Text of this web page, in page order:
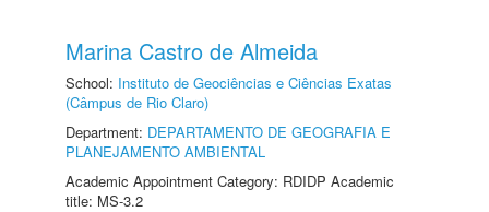
Marina Castro de Almeida
School: Instituto de Geociências e Ciências Exatas
(Câmpus de Rio Claro)
Department: DEPARTAMENTO DE GEOGRAFIA E
PLANEJAMENTO AMBIENTAL
Academic Appointment Category: RDIDP Academic
title: MS-3.2